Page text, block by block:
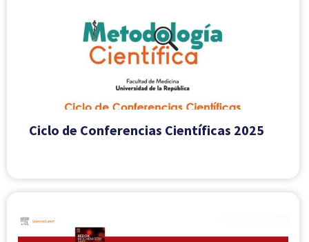
Ciclo de Conferencias Científicas 2025